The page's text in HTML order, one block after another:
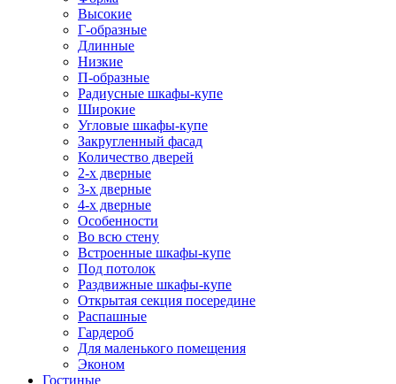
Высокие
Г-образные
Длинные
Низкие
П-образные
Радиусные шкафы-купе
Широкие
Угловые шкафы-купе
Закругленный фасад
Количество дверей
2-х дверные
3-х дверные
4-х дверные
Особенности
Во всю стену
Встроенные шкафы-купе
Под потолок
Раздвижные шкафы-купе
Открытая секция посередине
Распашные
Гардероб
Для маленького помещения
Эконом
Гостиные